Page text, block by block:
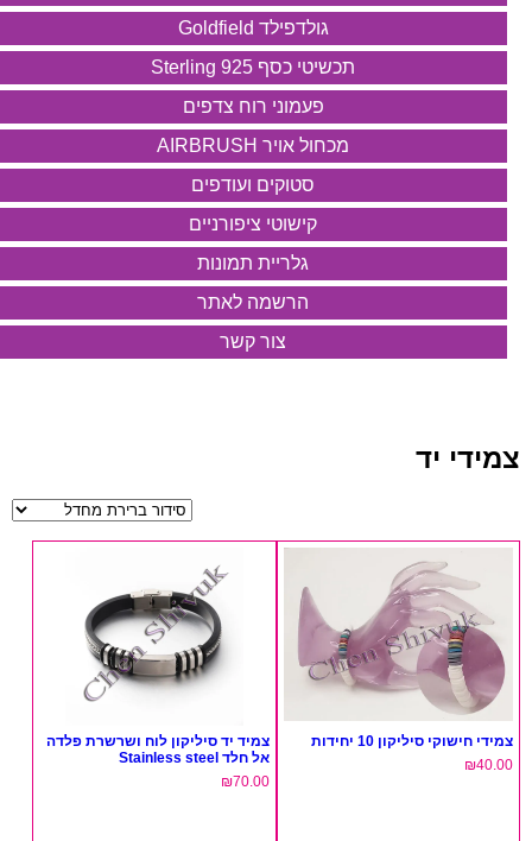
גולדפילד Goldfield
תכשיטי כסף 925 Sterling
פעמוני רוח צדפים
מכחול אויר AIRBRUSH
סטוקים ועודפים
קישוטי ציפורניים
גלריית תמונות
הרשמה לאתר
צור קשר
צמידי יד
צמידי חישוקי סיליקון 10 יחידות
₪40.00
צמיד יד סיליקון לוח ושרשרת פלדה
אל חלד Stainless steel
₪70.00